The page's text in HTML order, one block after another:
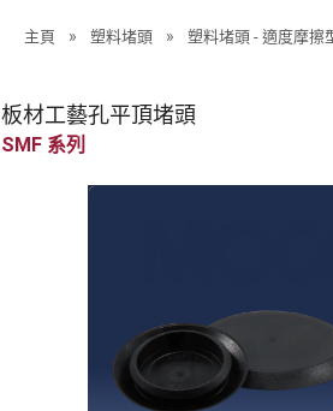
主頁 » 塑料堵頭 » 塑料堵頭 - 適度摩擦
板材工藝孔平頂堵頭
SMF